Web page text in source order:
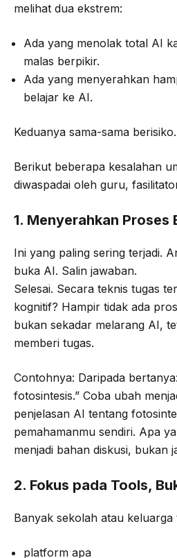
melihat dua ekstrem:
Ada yang menolak total AI
malas berpikir.
Ada yang menyerahkan
belajar ke AI.
Keduanya sama-sama berisiko.
Berikut beberapa kesalahan
diwaspadai oleh guru,
1. Menyerahkan Proses
Ini yang paling sering terjadi.
buka AI. Salin jawaban.
Selesai. Secara teknis tugas
kognitif? Hampir tidak ada
bukan sekadar melarang AI,
memberi tugas.
Contohnya: Daripada
fotosintesis.” Coba ubah
penjelasan AI tentang
pemahamanmu sendiri. Apa
menjadi bahan diskusi, bukan
2. Fokus pada Tools,
Banyak sekolah atau
platform apa